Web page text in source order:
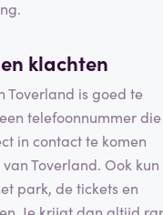
klachten
Toverland is goed te
telefoonnummer die
in contact te komen
Toverland. Ook kun
park, de tickets en